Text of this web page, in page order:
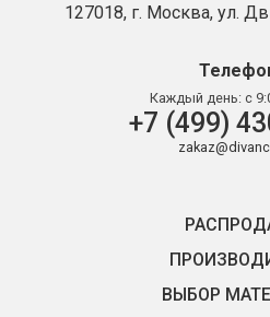
127018, г. Москва, ул.
Каждый день: с
+7 (499)
ВЫБОР